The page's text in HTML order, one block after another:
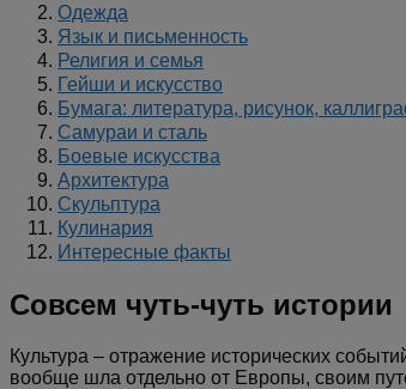
Одежда
Язык и письменность
Религия и семья
Гейши и искусство
Бумага: литература, рисунок,
Самураи и сталь
Боевые искусства
Архитектура
Скульптура
Кулинария
Интересные факты
Совсем чуть-чуть истории
Культура – отражение исторических
вообще шла отдельно от Европы, своим